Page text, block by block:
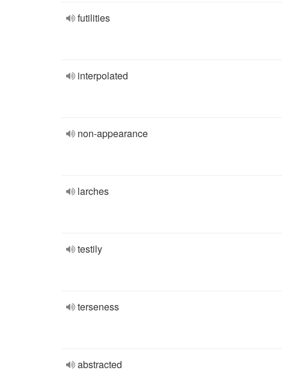
futilities
interpolated
non-appearance
larches
testily
terseness
abstracted